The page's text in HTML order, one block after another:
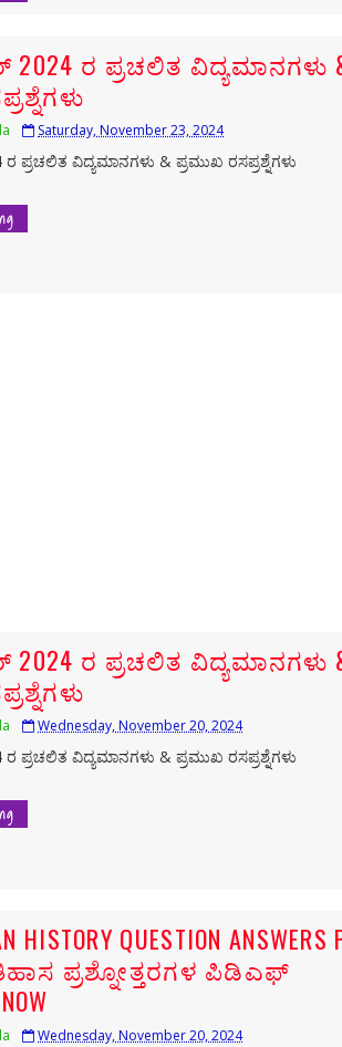
ರ ಪ್ರಚಲಿತ ವಿದ್ಯಮಾನಗಳು
Saturday, November 23, 2024
ಪ್ರಚಲಿತ ವಿದ್ಯಮಾನಗಳು & ಪ್ರಮುಖ ರಸಪ್ರಶ್ನೆಗಳು
ರ ಪ್ರಚಲಿತ ವಿದ್ಯಮಾನಗಳು
Wednesday, November 20, 2024
ಪ್ರಚಲಿತ ವಿದ್ಯಮಾನಗಳು & ಪ್ರಮುಖ ರಸಪ್ರಶ್ನೆಗಳು
HISTORY QUESTION ANSWERS
ಪ್ರಶ್ನೋತ್ತರಗಳ ಪಿಡಿಎಫ್
Wednesday, November 20, 2024
ಪ್ರಿಯ ಮಿತ್ರರೇ, ಎಲ್ಲ ರೀತಿಯ ಸ್ಪರ್ಧಾತ್ಮಕ